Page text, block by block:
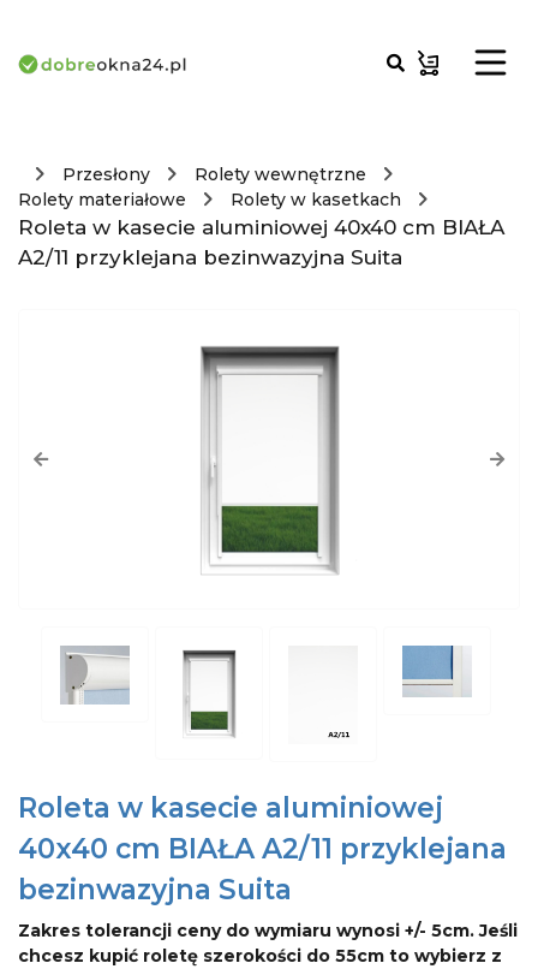
Przesłony
Rolety wewnętrzne
Rolety materiałowe
Rolety w kasetkach
Roleta w kasecie aluminiowej 40x40 cm BIAŁA
A2/11 przyklejana bezinwazyjna Suita
Roleta w kasecie aluminiowej
40x40 cm BIAŁA A2/11 przyklejana
bezinwazyjna Suita
Zakres tolerancji ceny do wymiaru wynosi +/- 5cm. Jeśli
chcesz kupić roletę szerokości do 55cm to wybierz z